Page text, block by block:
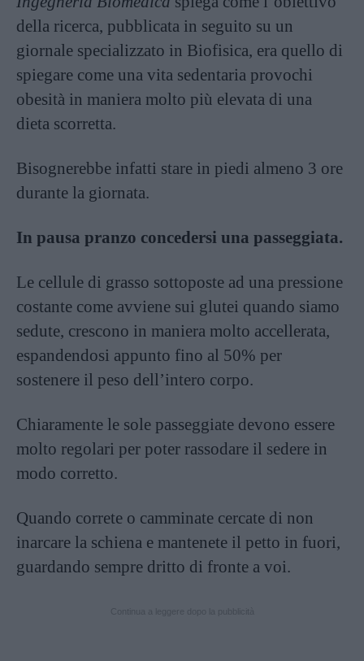
della ricerca, pubblicata in seguito su un
giornale specializzato in Biofisica, era quello di
spiegare come una vita sedentaria provochi
obesità in maniera molto più elevata di una
dieta scorretta.
Bisognerebbe infatti stare in piedi almeno 3 ore
durante la giornata.
In pausa pranzo concedersi una passeggiata.
Le cellule di grasso sottoposte ad una pressione
costante come avviene sui glutei quando siamo
sedute, crescono in maniera molto accellerata,
espandendosi appunto fino al 50% per
sostenere il peso dell’intero corpo.
Chiaramente le sole passeggiate devono essere
molto regolari per poter rassodare il sedere in
modo corretto.
Quando correte o camminate cercate di non
inarcare la schiena e mantenete il petto in fuori,
guardando sempre dritto di fronte a voi.